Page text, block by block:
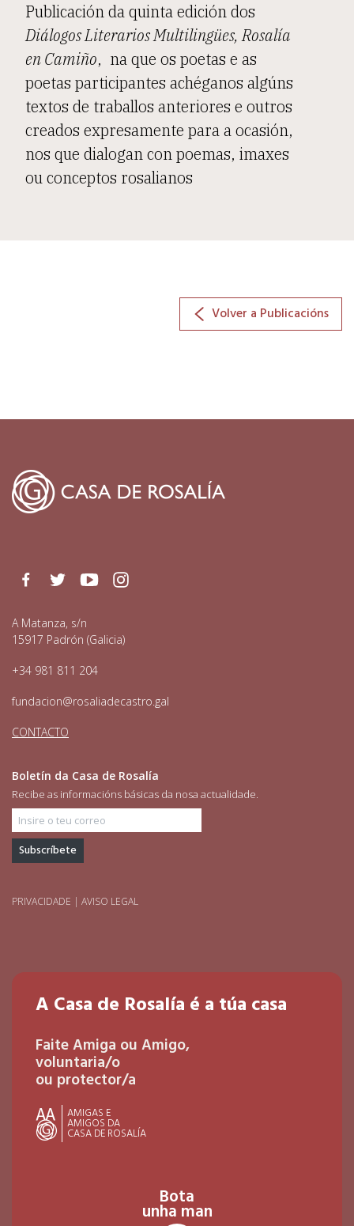
Publicación da quinta edición dos
Diálogos Literarios Multilingües, Rosalía
en Camiño, na que os poetas e as
poetas participantes achéganos algúns
textos de traballos anteriores e outros
creados expresamente para a ocasión,
nos que dialogan con poemas, imaxes
ou conceptos rosalianos
Volver a Publicacións
FacebookTwitterYoutubeInstagram
A Matanza, s/n
15917 Padrón (Galicia)
+34 981 811 204
fundacion@rosaliadecastro.gal
CONTACTO
Boletín da Casa de Rosalía
Recibe as informacións básicas da nosa actualidade.
Insire o teu correo
PRIVACIDADE | AVISO LEGAL
A Casa de Rosalía é a túa casa
Faite Amiga ou Amigo,
voluntaria/o
ou protector/a
AMIGAS E
AMIGOS DA
CASA DE ROSALÍA
Bota
unha man